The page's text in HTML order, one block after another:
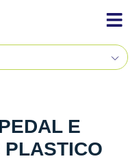
E
PLASTICO